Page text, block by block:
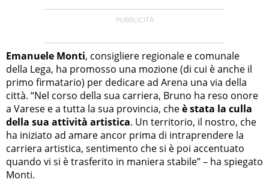
Emanuele Monti, consigliere regionale e comunale
della Lega, ha promosso una mozione (di cui è anche il
primo firmatario) per dedicare ad Arena una via della
città. “Nel corso della sua carriera, Bruno ha reso onore
a Varese e a tutta la sua provincia, cheè stata la culla
della sua attività artistica. Un territorio, il nostro, che
ha iniziato ad amare ancor prima di intraprendere la
carriera artistica, sentimento che si è poi accentuato
quando vi si è trasferito in maniera stabile” – ha spiegato
Monti.